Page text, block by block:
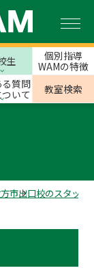
生
個別指導
WAMの特徴
質問
いて
教室検索
市出口校のスタッフ